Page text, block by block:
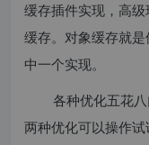
缓存插件实现，高
缓存。对象缓存就
中一个实现。
各种优化五花
两种优化可以操作试